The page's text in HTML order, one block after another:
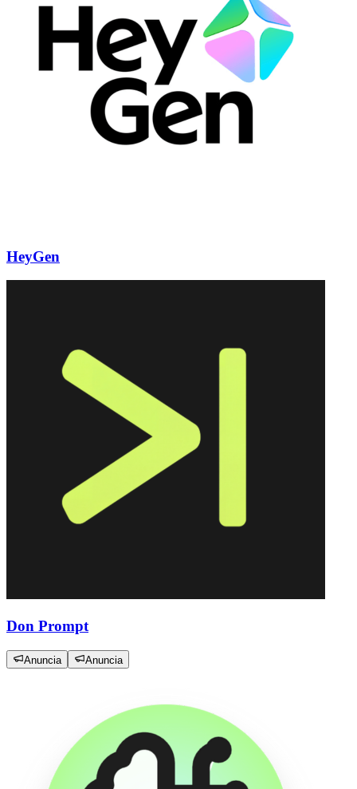
HeyGen
Don Prompt
Anuncia Anuncia